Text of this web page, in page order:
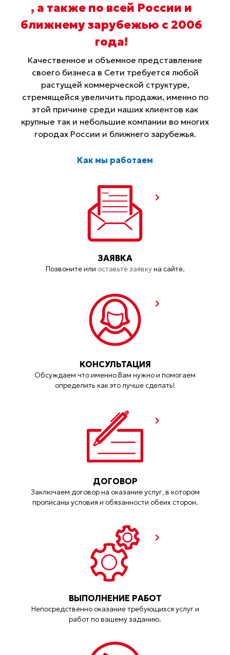
, а также по всей России и
ближнему зарубежью с 2006
года!
Качественное и объемное представление
своего бизнеса в Сети требуется любой
растущей коммерческой структуре,
стремящейся увеличить продажи, именно по
этой причине среди наших клиентов как
крупные так и небольшие компании во многих
городах России и ближнего зарубежья.
Как мы работаем
ЗАЯВКА
Позвоните или оставьте заявкуна сайте.
КОНСУЛЬТАЦИЯ
Обсуждаем что именно Вам нужно и помогаем
определить как это лучше сделать!
ДОГОВОР
Заключаем договор на оказание услуг, в котором
прописаны условия и обязанности обеих сторон.
ВЫПОЛНЕНИЕ РАБОТ
Непосредственно оказание требующихся услуг и
работ по вашему заданию.